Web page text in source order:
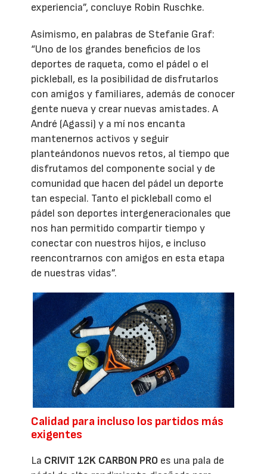
experiencia”, concluye Robin Ruschke.
Asimismo, en palabras de Stefanie Graf:
“Uno de los grandes beneficios de los
deportes de raqueta, como el pádel o el
pickleball, es la posibilidad de disfrutarlos
con amigos y familiares, además de conocer
gente nueva y crear nuevas amistades. A
André (Agassi) y a mí nos encanta
mantenernos activos y seguir
planteándonos nuevos retos, al tiempo que
disfrutamos del componente social y de
comunidad que hacen del pádel un deporte
tan especial. Tanto el pickleball como el
pádel son deportes intergeneracionales que
nos han permitido compartir tiempo y
conectar con nuestros hijos, e incluso
reencontrarnos con amigos en esta etapa
de nuestras vidas”.
Calidad para incluso los partidos más
exigentes
La CRIVIT 12K CARBON PRO es una pala de